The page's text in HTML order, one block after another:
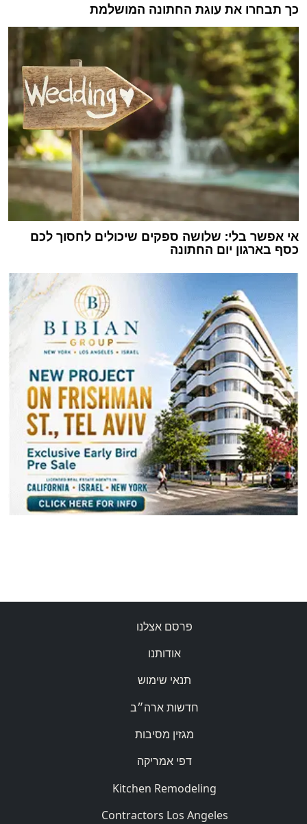
כך תבחרו את עוגת החתונה המושלמת
אי אפשר בלי: שלושה ספקים שיכולים לחסוך לכם
כסף בארגון יום החתונה
פרסם אצלנו
אודותנו
תנאי שימוש
חדשות ארה״ב
מגזין מסיבות
דפי אמריקה
Kitchen Remodeling
Contractors Los Angeles